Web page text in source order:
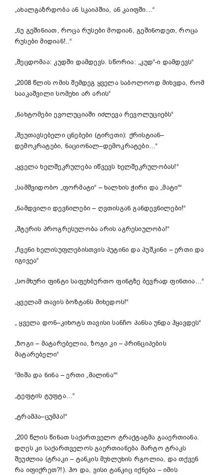
„ახალგაზრდობა ან სკაიპშია, ან კაიფში…“
„ნუ გეშინიათ, როცა რუსები მოდიან, გეშინოდეთ, როცა
რუსები მიდიან!..“
„შეცდომაა: კუდში დამდევს. სწორია: „კუდ“-ი დამდევს“
„2008 წლის ომის შემდეგ ყველა საბოლოოდ მიხვდა, რომ
სააკაშვილი სომეხი არ არის“
„ნახტომები ევოლუციაში იძლევა რევოლუციებს“
„შეუთავსებელი ცნებები (ტირეთი): ქრისტიან–
დემოკრატები, ნაციონალ–დემოკრატები…“
„ყველა ხელშეკრულება იწვევს ხელშეკრულობას!“
„სამშვიდობო „ფორმატი“ – ხალხის ჭირი და „მატი““
„ნამდვილი დევნილები – ღვთისგან განდევნილები!“
„შტერის პროგრესულობა არის აგრესიულობა!“
„ჩვენი ხელისუფლებისთვის პუტინი და პუშკინი – ერთი და
იგივეა“
„სომხური ფინტი საფეხბურთო ფინტზე ბევრად ფინთია…“
„ყველამ თავის ბოზტანს მიხედოს!“
„ ყველა დონ–კიხოტს თავისი სანჩო პანსა უნდა ჰყავდეს“
„ზოგი – მატარებელია, ზოგი კი – პრინციპების
მატარებელი“
“მიშა და ნინა – ერთი „მალინა““
„ტეფტის ტუფტა…“
„ტრამპა–ცუმპა!“
„200 წლის წინათ საქართველო ტრაქტატმა გააერთიანა.
დღეს კი საქართველოს გაერთიანება მარტო ტრაკს
შეუძლია (ტრაკი – ტანკის მუხლუხის რგოლია, და თქვენ
რა იფიქრეთ?!). ჰო და, ვისი ტანკიც იქნება – იმის